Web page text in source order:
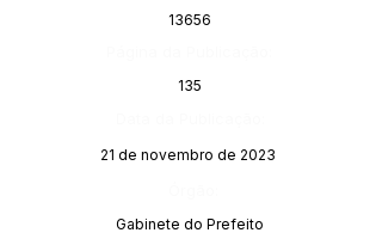
13656
135
21 de novembro de 2023
Gabinete do Prefeito